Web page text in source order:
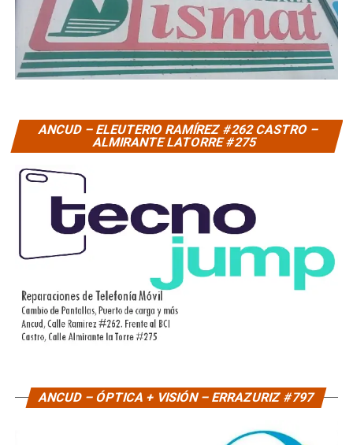
ANCUD – ELEUTERIO RAMÍREZ #262 CASTRO –
ALMIRANTE LATORRE #275
ANCUD – ÓPTICA + VISIÓN – ERRAZURIZ #797